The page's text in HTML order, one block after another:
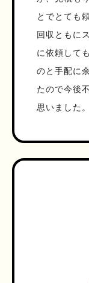
とでとても
回収ともに
に依頼して
のと手配に
たので今後
思いました。